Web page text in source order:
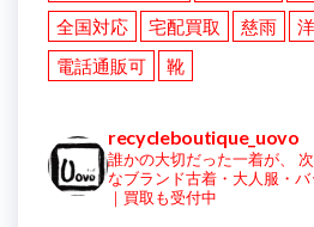
全国対応
宅配買取 慈雨
電話通販可
靴
recycleboutique_uovo
誰かの大切だった一着が、
なブランド古着・大人服・バ
｜買取も受付中